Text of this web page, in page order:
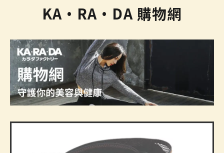
KA·RA·DA 購物網